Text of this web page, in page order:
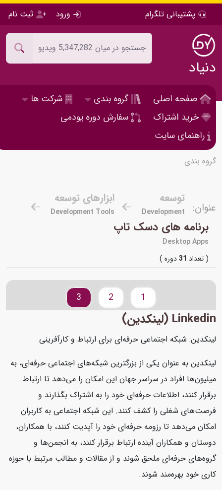
پشتیبانی تلگرام ورود ثبت نام
دنیاد
صفحه اصلی گروه بندی
شرکت ها
خرید اشتراک
سفارش دوره یودمی
راهنمای سایت
گروه بندی
عنوان:
توسعه
Development
ابزارهای توسعه
Development Tools
برنامه های دسک تاپ
Desktop Apps
( تعداد31 دوره )
Linkedin (لینکدین)
لینکدین: شبکه اجتماعی حرفه‌ای برای ارتباط و کارآفرینی
لینکدین به عنوان یکی از بزرگترین شبکه‌های اجتماعی حرفه‌ای، به
میلیون‌ها افراد در سراسر جهان این امکان را می‌دهد تا ارتباط
برقرار کنند، اطلاعات حرفه‌ای خود را به اشتراک بگذارند و
فرصت‌های شغلی را کشف کنند. این شبکه اجتماعی به کاربران
امکان می‌دهد تا رزومه حرفه‌ای خود را آپدیت کنند، با همکاران،
دوستان و همکاران آینده ارتباط برقرار کنند، به انجمن‌ها و
گروه‌های حرفه‌ای ملحق شوند و از مقالات و مطالب مرتبط با حوزه
کاری خود بهره‌مند شوند.